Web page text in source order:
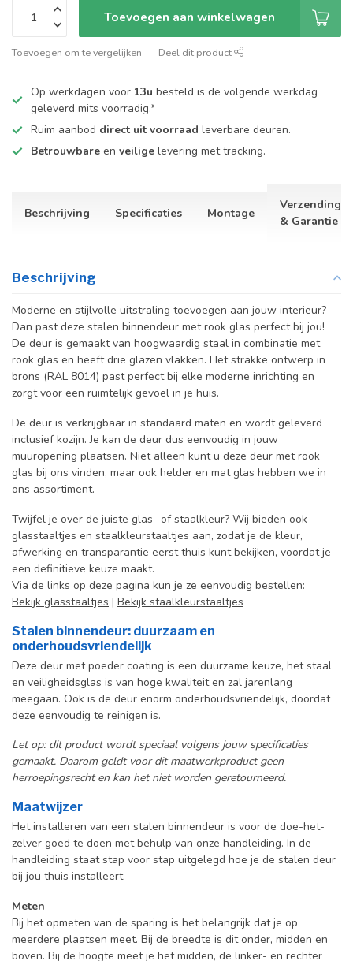
Toevoegen aan winkelwagen
Toevoegen om te vergelijken Deel dit product
Op werkdagen voor 13u besteld is de volgende werkdag
geleverd mits voorradig.*
Ruim aanbod direct uit voorraad leverbare deuren.
Betrouwbare en veilige levering met tracking.
Beschrijving Specificaties Montage
Verzending
& Garantie
Beschrijving
Moderne en stijlvolle uitstraling toevoegen aan jouw interieur?
Dan past deze stalen binnendeur met rook glas perfect bij jou!
De deur is gemaakt van hoogwaardig staal in combinatie met
rook glas en heeft drie glazen vlakken. Het strakke ontwerp in
brons (RAL 8014) past perfect bij elke moderne inrichting en
zorgt voor een ruimtelijk gevoel in je huis.
De deur is verkrijgbaar in standaard maten en wordt geleverd
inclusief kozijn. Je kan de deur dus eenvoudig in jouw
muuropening plaatsen. Niet alleen kunt u deze deur met rook
glas bij ons vinden, maar ook helder en mat glas hebben we in
ons assortiment.
Twijfel je over de juiste glas- of staalkleur? Wij bieden ook
glasstaaltjes en staalkleurstaaltjes aan, zodat je de kleur,
afwerking en transparantie eerst thuis kunt bekijken, voordat je
een definitieve keuze maakt.
Via de links op deze pagina kun je ze eenvoudig bestellen:
Bekijk glasstaaltjes | Bekijk staalkleurstaaltjes
Stalen binnendeur: duurzaam en
onderhoudsvriendelijk
Deze deur met poeder coating is een duurzame keuze, het staal
en veiligheidsglas is van hoge kwaliteit en zal jarenlang
meegaan. Ook is de deur enorm onderhoudsvriendelijk, doordat
deze eenvoudig te reinigen is.
Let op: dit product wordt speciaal volgens jouw specificaties
gemaakt. Daarom geldt voor dit maatwerkproduct geen
herroepingsrecht en kan het niet worden geretourneerd.
Maatwijzer
Het installeren van een stalen binnendeur is voor de doe-het-
zelver goed te doen met behulp van onze handleiding. In de
handleiding staat stap voor stap uitgelegd hoe je de stalen deur
bij jou thuis installeert.
Meten
Bij het opmeten van de sparing is het belangrijk dat je op
meerdere plaatsen meet. Bij de breedte is dit onder, midden en
boven. Bij de hoogte meet je het midden, de linker- en rechter